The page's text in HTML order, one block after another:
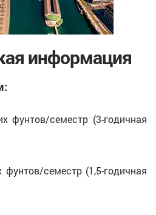
информация
фунтов/семестр (3-годичная
семестр (1,5-годичная